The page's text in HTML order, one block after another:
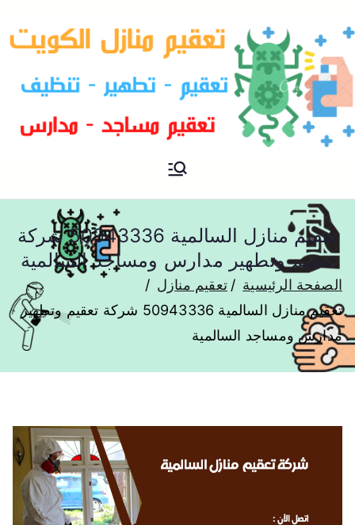
تعقيم منازل السالمية 50943336 شركة
تعقيم وتطهير مدارس ومساجد السالمية
الصفحة الرئيسية
تعقيم منازل
تعقيم منازل السالمية 50943336 شركة تعقيم وتطهير
مدارس ومساجد السالمية